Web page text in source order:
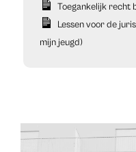
Toegankelijk recht
Lessen voor de
mijn jeugd)